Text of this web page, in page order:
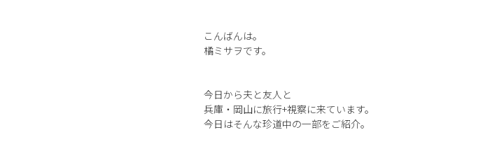
こんばんは。
橘ミサヲです。
今日から夫と友人と
兵庫・岡山に旅行+視察に来ています。
今日はそんな珍道中の一部をご紹介。